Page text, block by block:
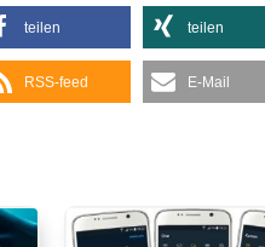
teilen teilen
RSS-feed E-Mail